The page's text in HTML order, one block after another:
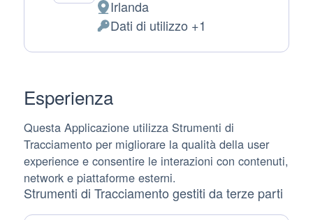
Luogo
del
trattamento:
Irlanda
Dati
Personali
Dati di utilizzo +1
Esperienza
Questa Applicazione utilizza Strumenti di
Tracciamento per migliorare la qualità della user
experience e consentire le interazioni con contenuti,
network e piattaforme esterni.
Strumenti di Tracciamento gestiti da terze parti